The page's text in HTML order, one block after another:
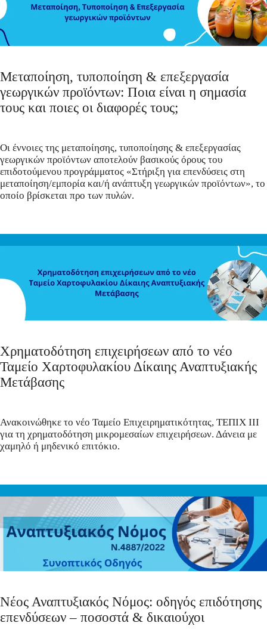
Μεταποίηση, τυποποίηση & επεξεργασία
γεωργικών προϊόντων: Ποια είναι η σημασία
τους και ποιες οι διαφορές τους;
Οι έννοιες της μεταποίησης, τυποποίησης & επεξεργασίας
γεωργικών προϊόντων αποτελούν βασικούς όρους του
επιδοτούμενου προγράμματος «Στήριξη για επενδύσεις στη
μεταποίηση/εμπορία και/ή ανάπτυξη γεωργικών προϊόντων», το
οποίο βρίσκεται προ των πυλών.
Χρηματοδότηση επιχειρήσεων από το νέο
Ταμείο Χαρτοφυλακίου Δίκαιης Αναπτυξιακής
Μετάβασης
Ανακοινώθηκε το νέο Ταμείο Επιχειρηματικότητας, ΤΕΠΙΧ ΙΙΙ
για τη χρηματοδότηση μικρομεσαίων επιχειρήσεων. Δάνεια με
χαμηλό ή μηδενικό επιτόκιο.
Νέος Αναπτυξιακός Νόμος: οδηγός επιδότησης
επενδύσεων – ποσοστά & δικαιούχοι